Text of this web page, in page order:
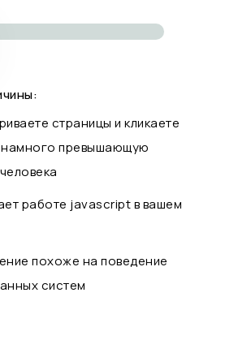
страницы и кликаете
превышающую
работе javascript в вашем
похоже на поведение
систем